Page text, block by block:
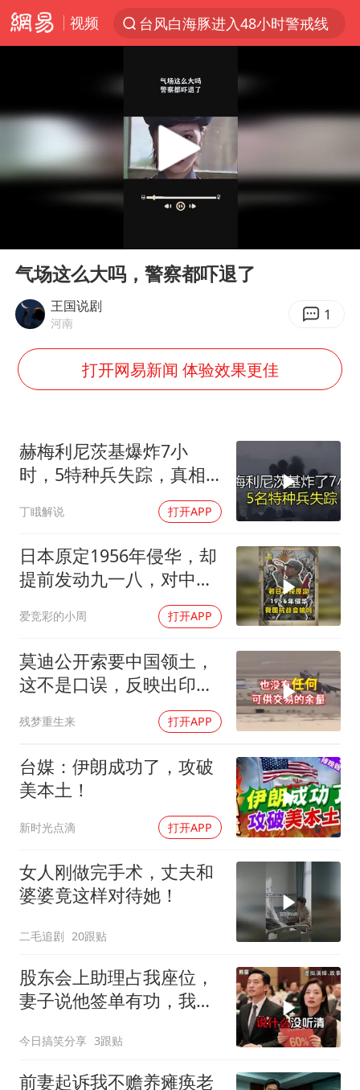
视频
台风白海豚进入48小时警戒线
以“新”破局 首发经济点亮城市消费活力
中方回应是否在太平洋海底开采稀土
看守所辅警收受10万获刑1年
宇树科技发行价格150.80元/股
CIA被曝已秘密设立古巴工作组
U17国足1分钟轰2球
27岁女子成组织卖淫集团主犯被通缉
台风白海豚影响中国已成定局
贵州轮胎子公司获美国退税8136万
法国下周开始禁止未经同意的电话营销
吉林一“温度计大楼”读数爆表
奋进开新局 实干挑大梁
Play
气场这么大吗，警察都吓退了
王国说剧
河南 1
打开网易新闻 体验效果更佳
赫梅利尼茨基爆炸7小
时，5特种兵失踪，真相
丁睋解说 打开APP
日本原定1956年侵华，却
提前发动九一八，对中国
爱竞彩的小周 打开APP
莫迪公开索要中国领土，
这不是口误，反映出印度
残梦重生来 打开APP
台媒：伊朗成功了，攻破
美本土！
新时光点滴 打开APP
女人刚做完手术，丈夫和
婆婆竟这样对待她！
二毛追剧 20跟贴
股东会上助理占我座位，
妻子说他签单有功，我抛
给他当
今日搞笑分享 3跟贴
前妻起诉我不赡养瘫痪老